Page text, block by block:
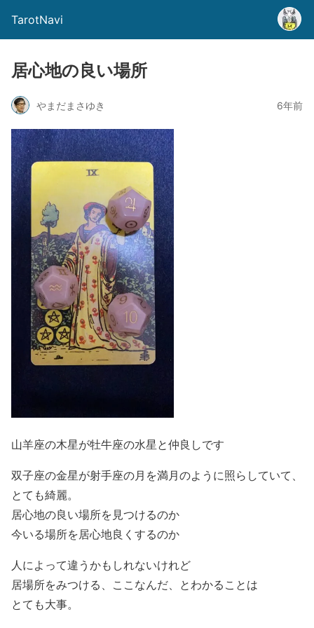
TarotNavi
居心地の良い場所
やまだまさゆき 6年前
山羊座の木星が牡牛座の水星と仲良しです
双子座の金星が射手座の月を満月のように照らしていて、
とても綺麗。
居心地の良い場所を見つけるのか
今いる場所を居心地良くするのか
人によって違うかもしれないけれど
居場所をみつける、ここなんだ、とわかることは
とても大事。